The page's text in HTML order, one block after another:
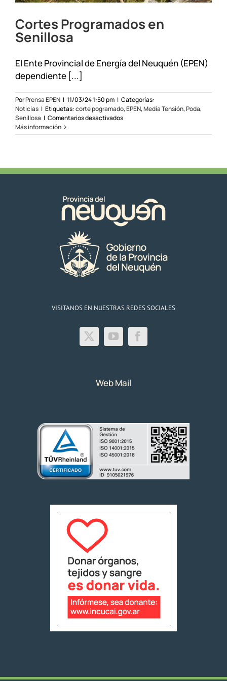
Cortes Programados en
Senillosa
El Ente Provincial de Energía del Neuquén (EPEN)
dependiente [...]
PorPrensa EPEN | 11/03/24 1:50 pm | Categorías:
Noticias | Etiquetas:corte pogramado,EPEN,Media Tensión,Poda,
Senillosa | Comentarios desactivadosen
Programados
Más información
VISITANOS EN NUESTRAS REDES SOCIALES
Web Mail